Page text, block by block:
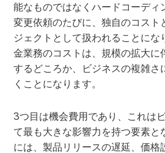
能なものではなくハードコーディ
変更依頼のたびに、独自のコスト
ジェクトとして扱われることにな
金業務のコストは、規模の拡大に
するどころか、ビジネスの複雑さ
くことになります。
3つ目は機会費用であり、これは
て最も大きな影響力を持つ要素と
には、製品リリースの遅延、価格